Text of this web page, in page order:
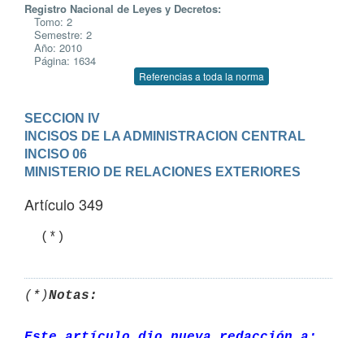
Registro Nacional de Leyes y Decretos:
Tomo: 2
Semestre: 2
Año: 2010
Página: 1634
Referencias a toda la norma
SECCION IV
INCISOS DE LA ADMINISTRACION CENTRAL
INCISO 06
MINISTERIO DE RELACIONES EXTERIORES
Artículo 349
(*)Notas: